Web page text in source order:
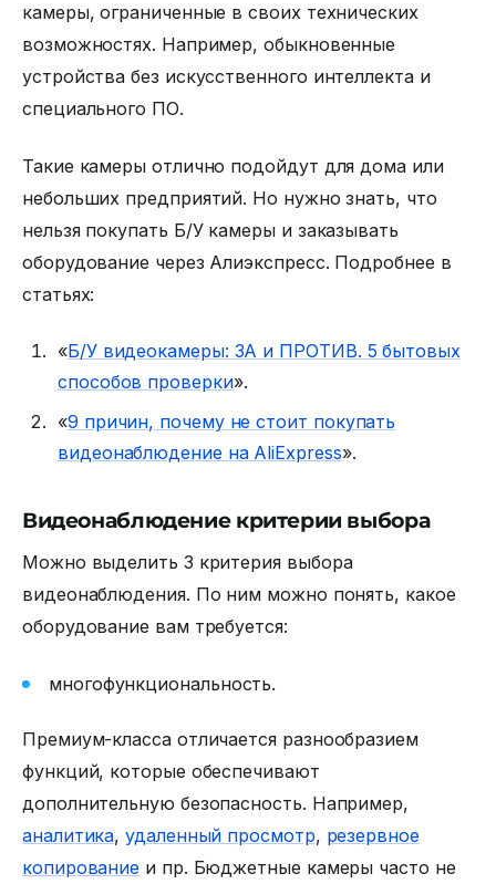
камеры, ограниченные в своих технических
возможностях. Например, обыкновенные
устройства без искусственного интеллекта и
специального ПО.
Такие камеры отлично подойдут для дома или
небольших предприятий. Но нужно знать, что
нельзя покупать Б/У камеры и заказывать
оборудование через Алиэкспресс. Подробнее в
статьях:
«Б/У видеокамеры: ЗА и ПРОТИВ. 5 бытовых
способов проверки».
«9 причин, почему не стоит покупать
видеонаблюдение на AliExpress».
Видеонаблюдение критерии выбора
Можно выделить 3 критерия выбора
видеонаблюдения. По ним можно понять, какое
оборудование вам требуется:
многофункциональность.
Премиум-класса отличается разнообразием
функций, которые обеспечивают
дополнительную безопасность. Например,
аналитика,удаленный просмотр, резервное
копирование и пр. Бюджетные камеры часто не